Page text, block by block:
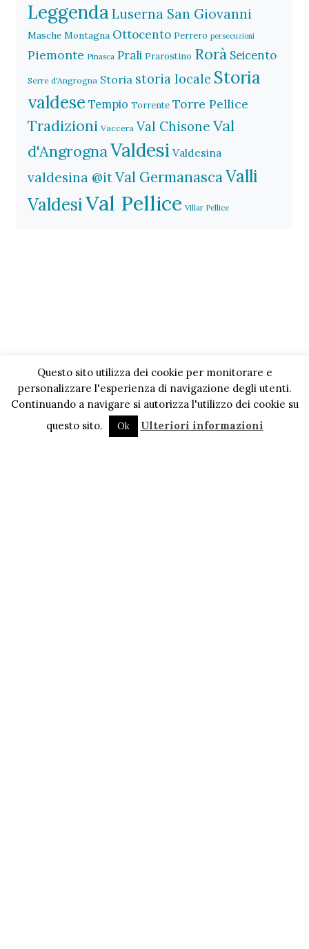
Leggenda Luserna San Giovanni
Masche Montagna Ottocento Perrero persecuzioni
Piemonte Pinasca Prali Prarostino Rorà Seicento
Serre d'Angrogna Storia storia locale Storia
valdese Tempio Torrente Torre Pellice
Tradizioni Vaccera Val Chisone Val
d'AngrognaValdesi Valdesina
valdesina @itVal GermanascaValli
ValdesiVal Pellice Villar Pellice
Questo sito utilizza dei cookie per monitorare e
personalizzare l'esperienza di navigazione degli utenti.
Continuando a navigare si autorizza l'utilizzo dei cookie su
questo sito.
Ok Ulteriori informazioni